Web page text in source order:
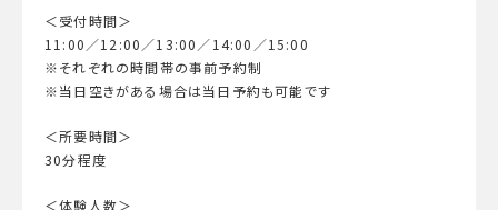
＜受付時間＞
11:00／12:00／13:00／14:00／15:00
※それぞれの時間帯の事前予約制
※当日空きがある場合は当日予約も可能です
＜所要時間＞
30分程度
＜体験人数＞